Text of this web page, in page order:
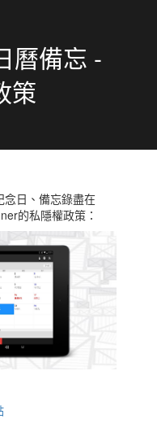
曆備忘 -
策
念日、備忘錄盡在
的私隱權政策：